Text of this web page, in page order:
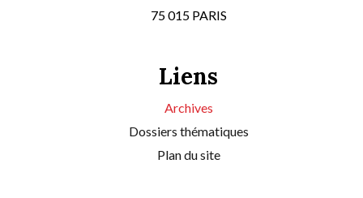
75 015 PARIS
Liens
Archives
Dossiers thématiques
Plan du site